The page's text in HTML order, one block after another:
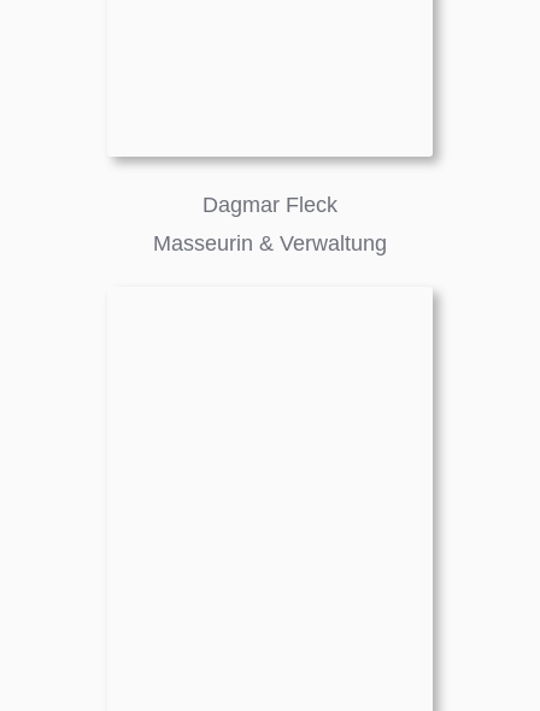
Dagmar Fleck
Masseurin & Verwaltung